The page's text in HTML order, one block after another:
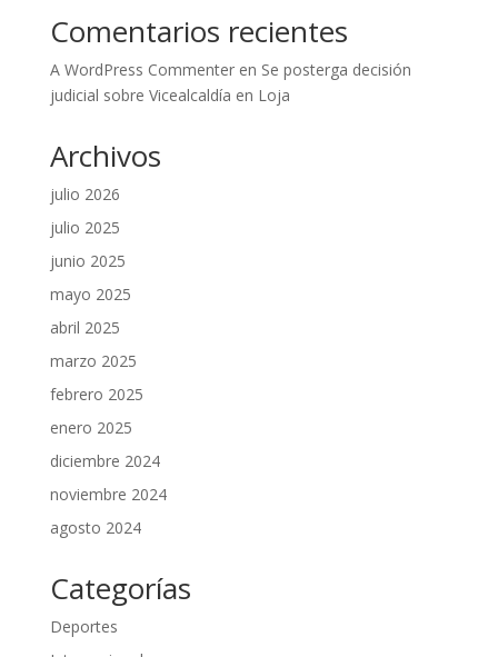
Comentarios recientes
A WordPress Commenteren Se posterga decisión
judicial sobre Vicealcaldía en Loja
Archivos
julio 2026
julio 2025
junio 2025
mayo 2025
abril 2025
marzo 2025
febrero 2025
enero 2025
diciembre 2024
noviembre 2024
agosto 2024
Categorías
Deportes